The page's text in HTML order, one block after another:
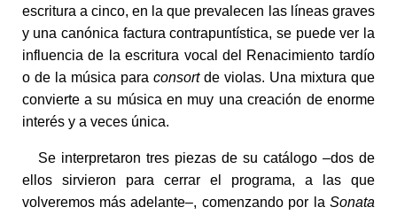
escritura a cinco, en la que prevalecen las líneas graves
y una canónica factura contrapuntística, se puede ver la
influencia de la escritura vocal del Renacimiento tardío
o de la música para consortde violas. Una mixtura que
convierte a su música en muy una creación de enorme
interés y a veces única.
Se interpretaron tres piezas de su catálogo –dos de
ellos sirvieron para cerrar el programa, a las que
volveremos más adelante–, comenzando por la Sonata